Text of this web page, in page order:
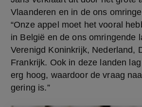
Vlaanderen en in de ons
“Onze appel moet het vooral
in België en de ons omringende
Verenigd Koninkrijk, Nederland,
Frankrijk. Ook in deze landen
erg hoog, waardoor de vraag
gering is.”